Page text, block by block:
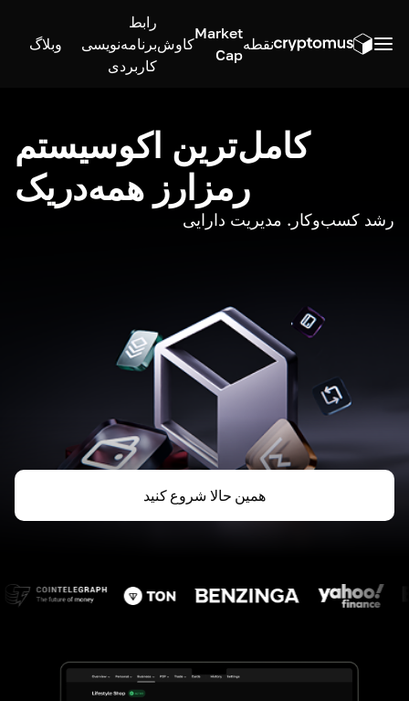
نقطه
Market
Cap
کاوش
رابط
برنامه‌نویسی
کاربردی
وبلاگ
کامل‌ترین اکوسیستم
رمزارز همه‌در‌یک
رشد کسب‌وکار. مدیریت دارایی
همین حالا شروع کنید